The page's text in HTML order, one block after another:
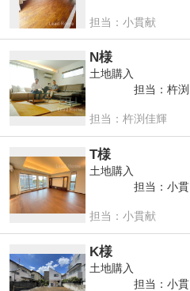
担当：小貫献
N様
土地購入
担当：杵渕
担当：杵渕佳輝
T様
土地購入
担当：小
担当：小貫献
K様
土地購入
担当：小